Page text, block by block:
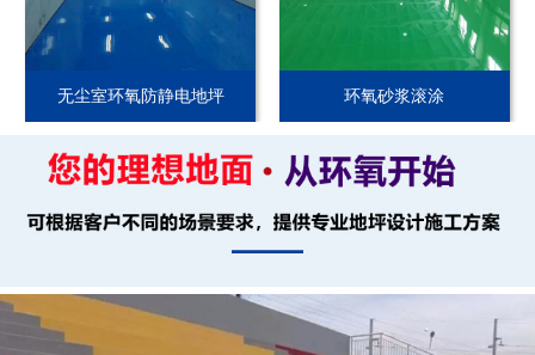
无尘室环氧防静电地坪 环氧砂浆滚涂